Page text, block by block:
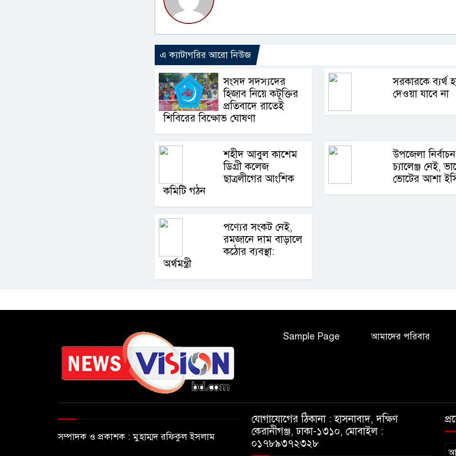
এ ক্যাটাগরির আরো নিউজ
সংসদ সদস্যদের
হিজাব নিয়ে কটূক্তির
প্রতিবাদে রাতেই
শিবিরের বিক্ষোভ ঘোষণা
সরকারকে ব্যর্থ
দেওয়া যাবে না
শহীদ আবুল কাশেম
ডিগ্রী কলেজ
ছাত্রলীগের আংশিক
কমিটি গঠন
উপজেলা
চ্যালেঞ্জ নেই,
ভোটের আশা
পণ্যের সংকট নেই,
রমজানে দাম বাড়ালে
কঠোর ব্যবস্থা:
অর্থমন্ত্রী
Sample Page আমাদের পরিবার
সম্পাদক ও প্রকাশক : মুহাম্মদ রফিকুল ইসলাম
যোগাযোগের ঠিকানা : হাসনাবাদ, দক্ষিণ
কেরানীগঞ্জ, ঢাকা-১৩১০, মোবাইল :
০১৭৮৯৩৭২৩২৮